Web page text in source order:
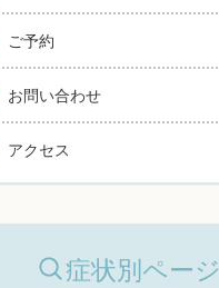
ご予約
お問い合わせ
アクセス
症状別ページ